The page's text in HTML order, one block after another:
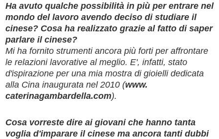
Ha avuto qualche possibilità in più per entrare nel
mondo del lavoro avendo deciso di studiare il
cinese? Cosa ha realizzato grazie al fatto di saper
parlare il cinese?
Mi ha fornito strumenti ancora più forti per affrontare
le relazioni lavorative al meglio. E', infatti, stato
d'ispirazione per una mia mostra di gioielli dedicata
alla Cina inaugurata nel 2010 (www.
caterinagambardella.com).
Cosa vorreste dire ai giovani che hanno tanta
voglia d'imparare il cinese ma ancora tanti dubbi